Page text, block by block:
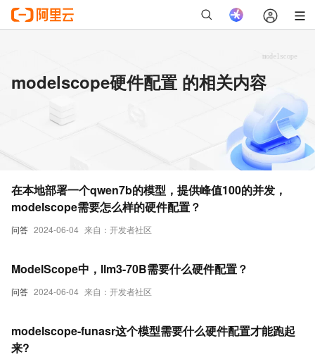
modelscope硬件配置 的相关内容
问答 2024-06-04 来自：开发者社区
在本地部署一个qwen7b的模型，提供峰值100的并发，
modelscope需要怎么样的硬件配置？
问答 2024-06-04 来自：开发者社区
ModelScope中，llm3-70B需要什么硬件配置？
modelscope-funasr这个模型需要什么硬件配置才能跑起
来?